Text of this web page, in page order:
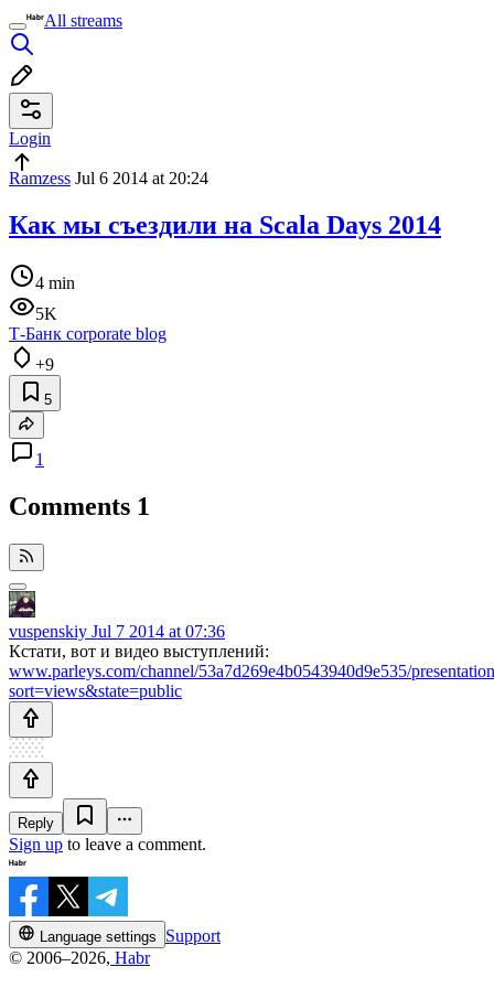
All streams
Login
Ramzess Jul 6 2014 at 20:24
Как мы съездили на Scala Days 2014
4 min
5K
Т-Банк corporate blog
+9
5
1
Comments 1
vuspenskiy Jul 7 2014 at 07:36
Кстати, вот и видео выступлений:
www.parleys.com/channel/53a7d269e4b0543940d9e535/
sort=views&state=public
Reply
Sign up to leave a comment.
Language settings
Support
© 2006–2026, Habr